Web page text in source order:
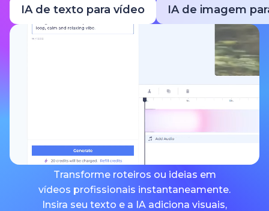
IA de texto para vídeo IA de imagem
Transforme roteiros ou ideias em
vídeos profissionais instantaneamente.
Insira seu texto e a IA adiciona visuais,